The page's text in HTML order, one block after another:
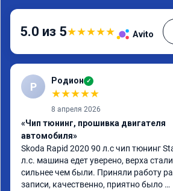
5.0 из 5★★★★★ Avito
Р Родион ✓
★★★★★
8 апреля 2026
«Чип тюнинг, прошивка двигателя
автомобиля»
Skoda Rapid 2020 90 л.с чип тюнинг
л.с. машина едет уверено, верха
сильнее чем были. Приняли работу
записи, качественно, приятно было